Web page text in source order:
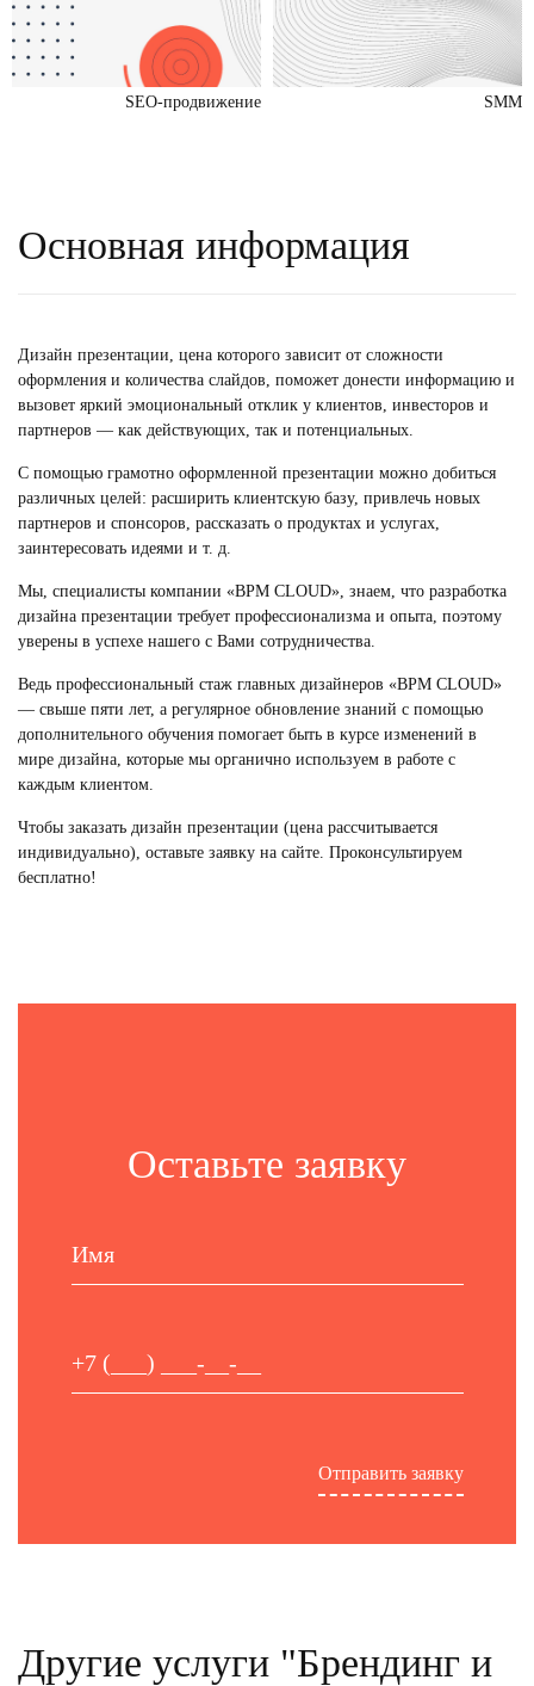
SEO-продвижение SMM
Основная информация
Дизайн презентации, цена которого зависит от сложности
оформления и количества слайдов, поможет донести информацию и
вызовет яркий эмоциональный отклик у клиентов, инвесторов и
партнеров — как действующих, так и потенциальных.
С помощью грамотно оформленной презентации можно добиться
различных целей: расширить клиентскую базу, привлечь новых
партнеров и спонсоров, рассказать о продуктах и услугах,
заинтересовать идеями и т. д.
Мы, специалисты компании «BPM CLOUD», знаем, что разработка
дизайна презентации требует профессионализма и опыта, поэтому
уверены в успехе нашего с Вами сотрудничества.
Ведь профессиональный стаж главных дизайнеров «BPM CLOUD»
— свыше пяти лет, а регулярное обновление знаний с помощью
дополнительного обучения помогает быть в курсе изменений в
мире дизайна, которые мы органично используем в работе с
каждым клиентом.
Чтобы заказать дизайн презентации (цена рассчитывается
индивидуально), оставьте заявку на сайте. Проконсультируем
бесплатно!
Оставьте заявку
Другие услуги "Брендинг и